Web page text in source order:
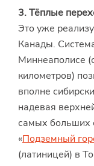
3.Тёплые
Это уже
Канады.
Миннеаполисе
километров)
вполне
надевая
самых больших
«Подземный
(латиницей) в